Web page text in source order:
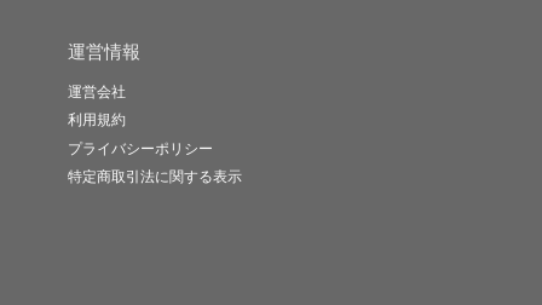
運営情報
運営会社
利用規約
プライバシーポリシー
特定商取引法に関する表示